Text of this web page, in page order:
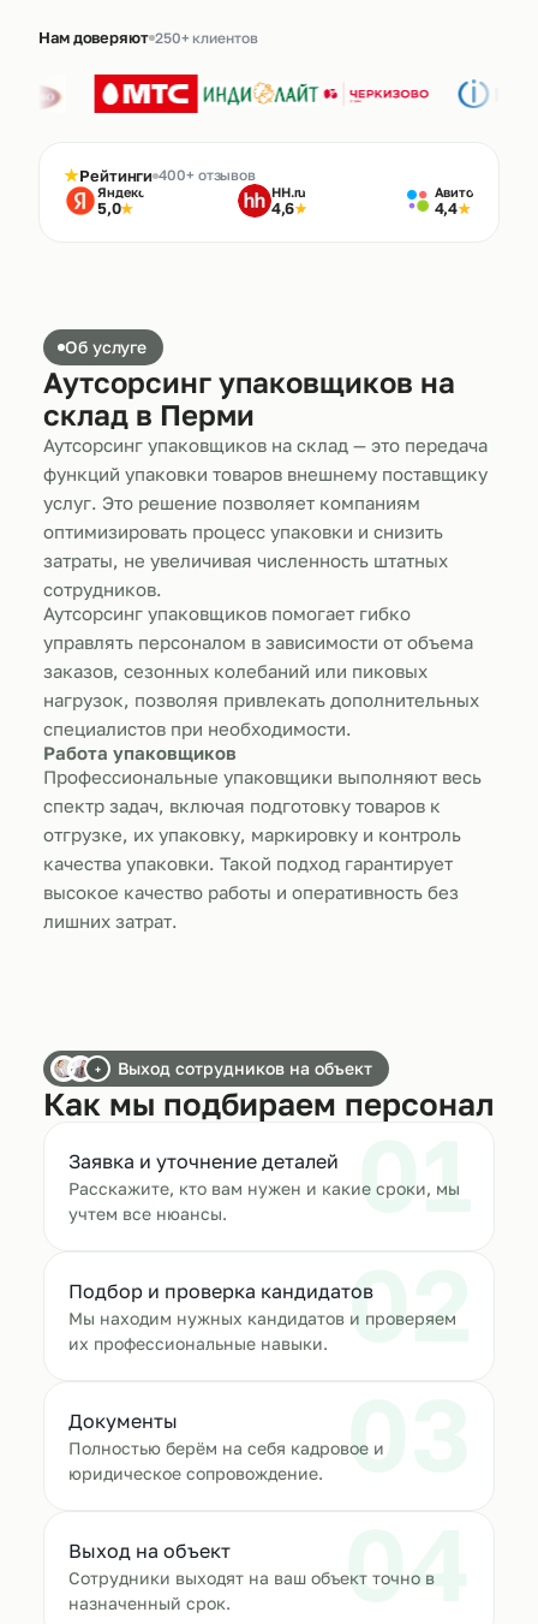
Нам доверяют 250+ клиентов
★Рейтинги 400+ отзывов
Яндекс
5,0★
HH.ru
4,6★
Авито
4,4★
Об услуге
Аутсорсинг упаковщиков на
склад в Перми
Аутсорсинг упаковщиков на склад — это передача
функций упаковки товаров внешнему поставщику
услуг. Это решение позволяет компаниям
оптимизировать процесс упаковки и снизить
затраты, не увеличивая численность штатных
сотрудников.
Аутсорсинг упаковщиков помогает гибко
управлять персоналом в зависимости от объема
заказов, сезонных колебаний или пиковых
нагрузок, позволяя привлекать дополнительных
специалистов при необходимости.
Работа упаковщиков
Профессиональные упаковщики выполняют весь
спектр задач, включая подготовку товаров к
отгрузке, их упаковку, маркировку и контроль
качества упаковки. Такой подход гарантирует
высокое качество работы и оперативность без
лишних затрат.
+ Выход сотрудников на объект
Как мы подбираем персонал
01
Заявка и уточнение деталей
Расскажите, кто вам нужен и какие сроки, мы
учтем все нюансы.
02
Подбор и проверка кандидатов
Мы находим нужных кандидатов и проверяем
их профессиональные навыки.
03
Документы
Полностью берём на себя кадровое и
юридическое сопровождение.
04
Выход на объект
Сотрудники выходят на ваш объект точно в
назначенный срок.